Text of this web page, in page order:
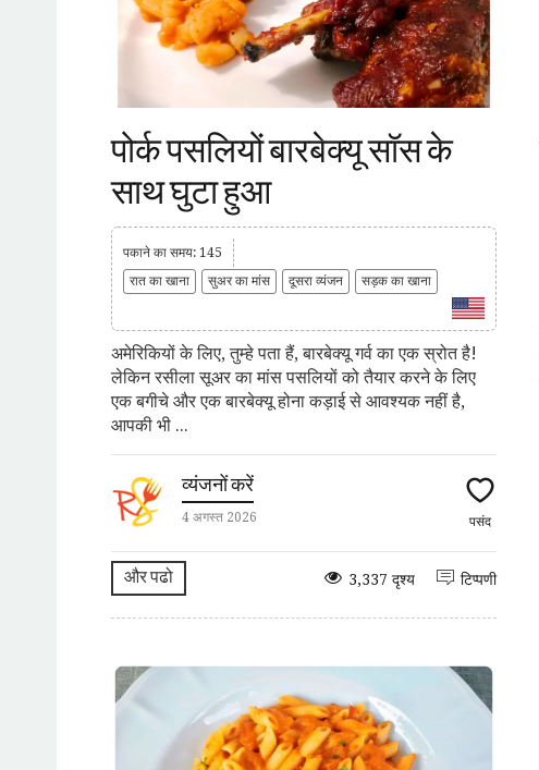
पोर्क पसलियों बारबेक्यू सॉस के
साथ घुटा हुआ
पकाने का समय: 145
रात का खाना
सुअर का मांस दूसरा व्यंजन सड़क का खाना
अमेरिकियों के लिए, तुम्हे पता हैं, बारबेक्यू गर्व का एक स्रोत है!
लेकिन रसीला सूअर का मांस पसलियों को तैयार करने के लिए
एक बगीचे और एक बारबेक्यू होना कड़ाई से आवश्यक नहीं है,
आपकी भी ...
व्यंजनों करें
4 अगस्त 2026 पसंद
और पढो टिप्पणी
3,337 दृश्य